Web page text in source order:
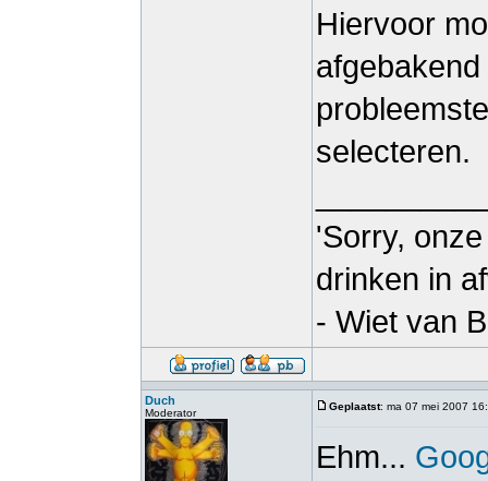
Hiervoor
selecteren.
'Sorry,
drinken in
- Wiet van
Duch
Moderator
Geplaatst: ma 07 mei 2007
Ehm...